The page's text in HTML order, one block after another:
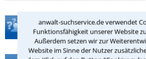
anwalt-suchservice.de verwendet
Funktionsfähigkeit unserer Website
Außerdem setzen wir zur
Website im Sinne der Nutzer
Teste Dein